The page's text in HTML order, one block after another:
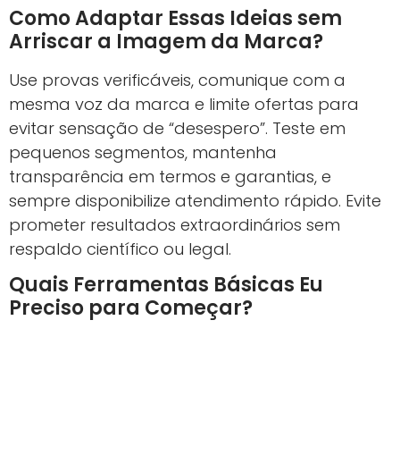
Como Adaptar Essas Ideias sem
Arriscar a Imagem da Marca?
Use provas verificáveis, comunique com a
mesma voz da marca e limite ofertas para
evitar sensação de “desespero”. Teste em
pequenos segmentos, mantenha
transparência em termos e garantias, e
sempre disponibilize atendimento rápido. Evite
prometer resultados extraordinários sem
respaldo científico ou legal.
Quais Ferramentas Básicas Eu
Preciso para Começar?